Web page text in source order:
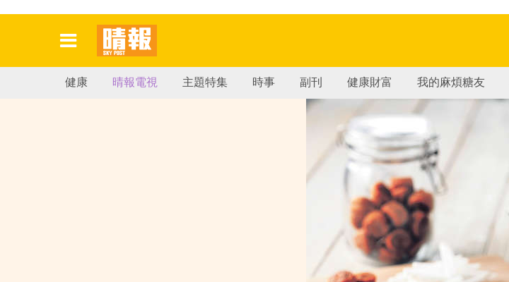
健康 晴報電視 主題特集 時事 副刊 健康財富 我的麻煩糖友